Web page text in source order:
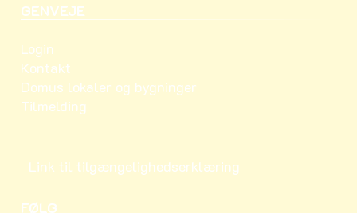
GENVEJE
Login
Kontakt
Domus lokaler og bygninger
Tilmelding
Link til tilgængelighedserklæring
FØLG